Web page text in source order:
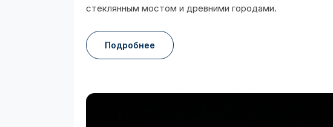
стеклянным мостом и древними городами.
Подробнее